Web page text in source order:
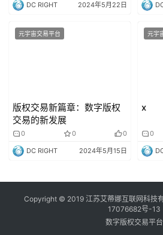
DC RIGHT 2024年5月22日
元宇宙交易平台
版权交易新篇章：数字版权
交易的新发展
0 0 0
DC RIGHT 2024年5月15日
元宇
x
0
Copyright © 2019 江苏艾蒂娜互联网科技
17076682号-13
数字版权交易平台